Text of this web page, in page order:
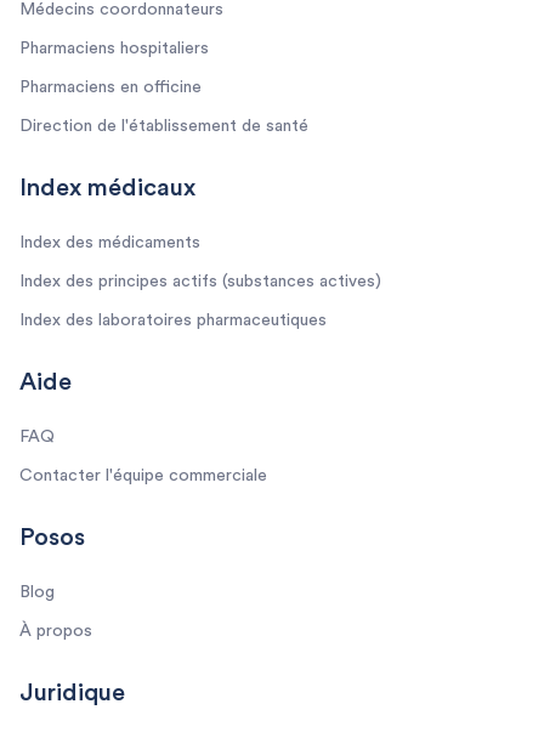
Médecins coordonnateurs
Pharmaciens hospitaliers
Pharmaciens en officine
Direction de l'établissement de santé
Index médicaux
Index des médicaments
Index des principes actifs (substances actives)
Index des laboratoires pharmaceutiques
Aide
FAQ
Contacter l'équipe commerciale
Posos
Blog
À propos
Juridique